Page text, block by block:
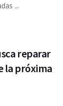
...
reparar
la próxima